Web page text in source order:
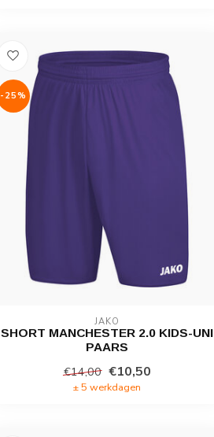
-25%
JAKO
SHORT MANCHESTER 2.0 KIDS-UNI
PAARS
€14,00 €10,50
± 5 werkdagen